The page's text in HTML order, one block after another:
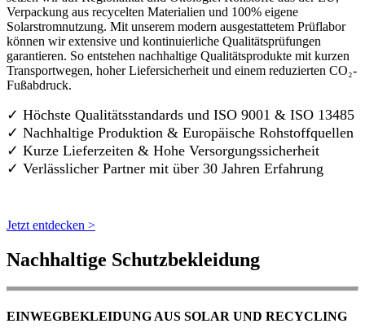
Verpackung aus recycelten Materialien und 100% eigene
Solarstromnutzung. Mit unserem modern ausgestattetem Prüflabor
können wir extensive und kontinuierliche Qualitätsprüfungen
garantieren. So entstehen nachhaltige Qualitätsprodukte mit kurzen
Transportwegen, hoher Liefersicherheit und einem reduzierten CO₂-
Fußabdruck.
✓ Höchste Qualitätsstandards und ISO 9001 & ISO 13485
✓ Nachhaltige Produktion & Europäische Rohstoffquellen
✓ Kurze Lieferzeiten & Hohe Versorgungssicherheit
✓ Verlässlicher Partner mit über 30 Jahren Erfahrung
Jetzt entdecken >
Nachhaltige Schutzbekleidung
EINWEGBEKLEIDUNG AUS SOLAR UND RECYCLING